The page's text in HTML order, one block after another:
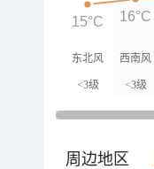
东北风
<3级
西南风
<3级
15°C 16°C
周边地区